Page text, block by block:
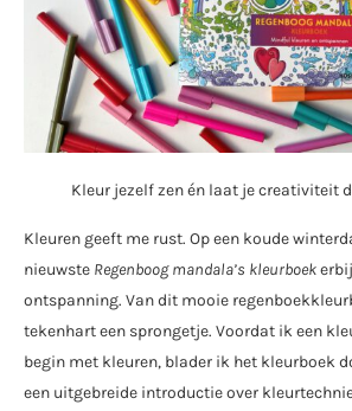
Kleur jezelf zen én laat je creativiteit
Kleuren geeft me rust. Op een koude
nieuwste Regenboog mandala’s kleurboek
ontspanning. Van dit mooie
tekenhart een sprongetje. Voordat ik een
begin met kleuren, blader ik het kleurboek
een uitgebreide introductie over